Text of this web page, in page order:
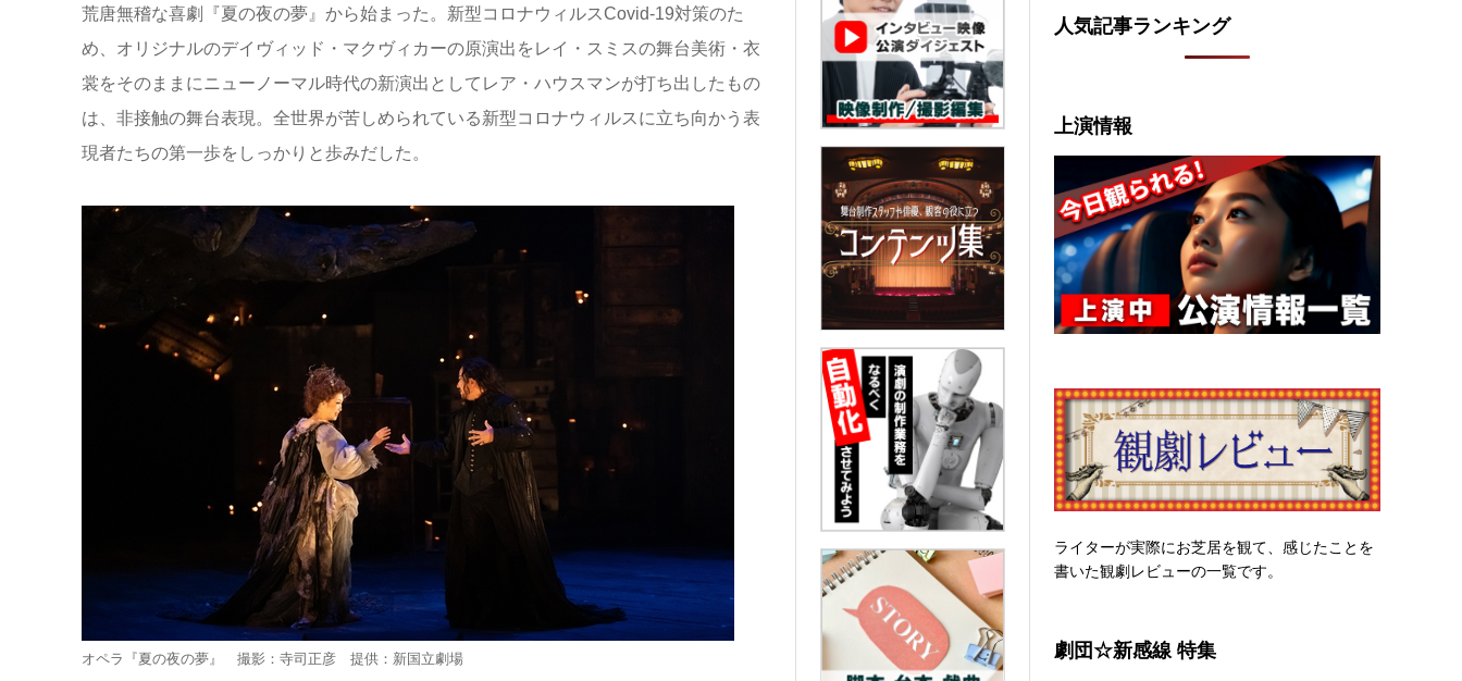
荒唐無稽な喜劇『夏の夜の夢』から始まった。新型コロナウィルスCovid-19対策のた
め、オリジナルのデイヴィッド・マクヴィカーの原演出をレイ・スミスの舞台美術・衣
裳をそのままにニューノーマル時代の新演出としてレア・ハウスマンが打ち出したもの
は、非接触の舞台表現。全世界が苦しめられている新型コロナウィルスに立ち向かう表
現者たちの第一歩をしっかりと歩みだした。
オペラ『夏の夜の夢』 撮影：寺司正彦 提供：新国立劇場
人気記事ランキング
上演情報
ライターが実際にお芝居を観て、感じたことを
書いた観劇レビューの一覧です。
劇団☆新感線 特集